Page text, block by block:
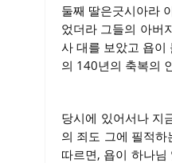
둘째 딸은긋시아라
었더라 그들의 아버
사 대를 보았고 욥이
의 140년의 축복의
당시에 있어서나 지
의 죄도 그에 필적
따르면, 욥이 하나